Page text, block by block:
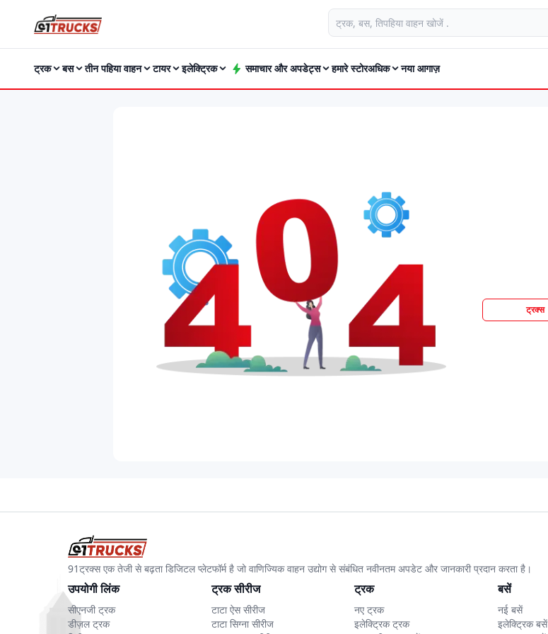
ट्रक बस तीन पहिया वाहन टायर इलेक्ट्रिक समाचार और अपडेट्स हमारे स्टोरअधिक नया आगाज़
ट्रक्स
91ट्रक्स एक तेजी से बढ़ता डिजिटल प्लेटफॉर्म है जो वाणिज्यिक वाहन उद्योग से संबंधित नवीनतम अपडेट और जानकारी प्रदान करता है।
उपयोगी लिंक
सीएनजी ट्रक
डीज़ल ट्रक
ट्रक सीरीज
टाटा ऐस सीरीज
टाटा सिग्ना सीरीज
ट्रक
नए ट्रक
इलेक्ट्रिक ट्रक
बसें
नई बसें
इलेक्ट्रिक बसें